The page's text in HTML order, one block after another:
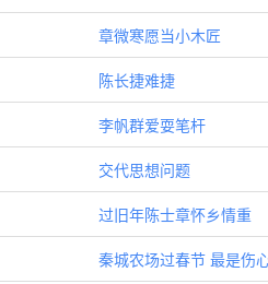
章微寒愿当小木匠
陈长捷难捷
李帆群爱耍笔杆
交代思想问题
过旧年陈士章怀乡情重
秦城农场过春节 最是伤